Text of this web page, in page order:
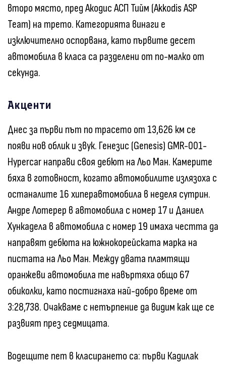
второ място, пред Акодис АСП Тийм (Akkodis ASP
Team) на трето. Категорията винаги е
изключително оспорвана, като първите десет
автомобила в класа са разделени от по-малко от
секунда.
Акценти
Днес за първи път по трасето от 13,626 км се
появи нов облик и звук. Генезис (Genesis) GMR-001-
Hypercar направи своя дебют на Льо Ман. Камерите
бяха в готовност, когато автомобилите излязоха с
останалите 16 хиперавтомобила в неделя сутрин.
Андре Лотерер в автомобила с номер 17 и Даниел
Хункадела в автомобила с номер 19 имаха честта да
направят дебюта на южнокорейската марка на
пистата на Льо Ман. Между двата пламтящи
оранжеви автомобила те навъртяха общо 67
обиколки, като постигнаха най-добро време от
3:28,738. Очакваме с нетърпение да видим как ще се
развият през седмицата.
Водещите пет в класирането са: първи Кадилак